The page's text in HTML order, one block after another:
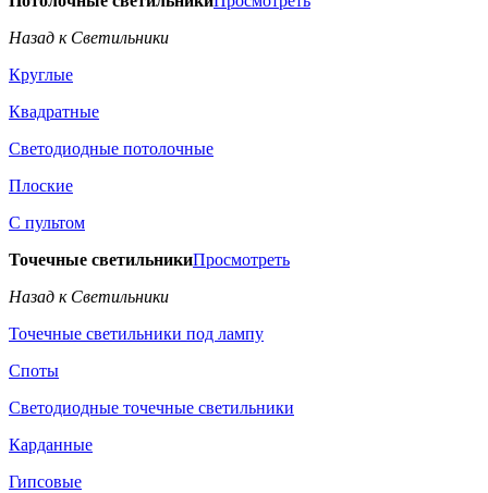
Назад к Светильники
Круглые
Квадратные
Светодиодные потолочные
Плоские
С пультом
Точечные светильникиПросмотреть
Назад к Светильники
Точечные светильники под лампу
Споты
Светодиодные точечные светильники
Карданные
Гипсовые